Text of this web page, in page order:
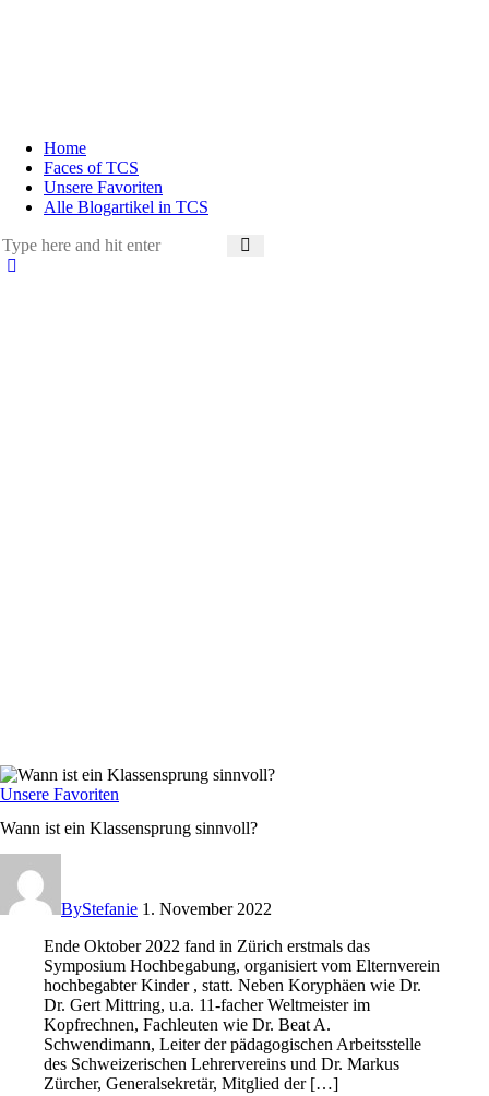
Home
Faces of TCS
Unsere Favoriten
Alle Blogartikel in TCS
Unsere Favoriten
Wann ist ein Klassensprung sinnvoll?
ByStefanie 1. November 2022
Ende Oktober 2022 fand in Zürich erstmals das
Symposium Hochbegabung, organisiert vom Elternverein
hochbegabter Kinder , statt. Neben Koryphäen wie Dr.
Dr. Gert Mittring, u.a. 11-facher Weltmeister im
Kopfrechnen, Fachleuten wie Dr. Beat A.
Schwendimann, Leiter der pädagogischen Arbeitsstelle
des Schweizerischen Lehrervereins und Dr. Markus
Zürcher, Generalsekretär, Mitglied der […]